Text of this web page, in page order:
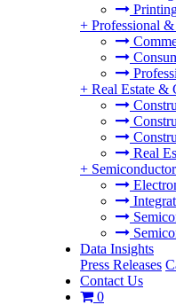
+ Professional
+ Real Estate &
Real
+
Data Insights
Press Releases
Contact Us
0